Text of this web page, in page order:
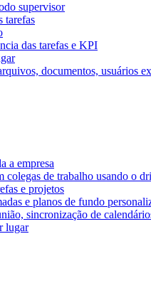
supervisor
tarefas
das tarefas e KPI
documentos, usuários
a empresa
de trabalho usando o
e projetos
e planos de fundo
sincronização de
lugar